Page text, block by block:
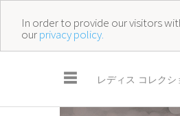
In order to provide our visitors
ourprivacy policy.
☰ レディス コレクシ